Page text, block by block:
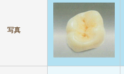
写真